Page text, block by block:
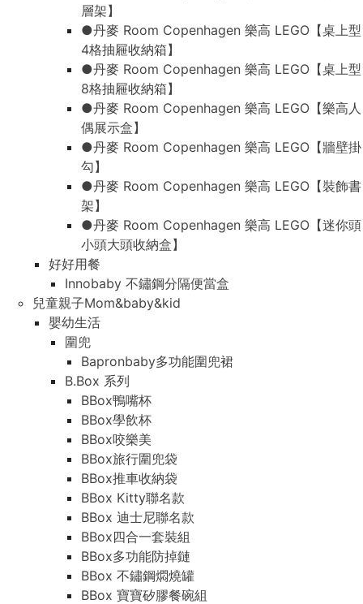
層架】
●丹麥 Room Copenhagen 樂高 LEGO【桌上型
4格抽屜收納箱】
●丹麥 Room Copenhagen 樂高 LEGO【桌上型
8格抽屜收納箱】
●丹麥 Room Copenhagen 樂高 LEGO【樂高人
偶展示盒】
●丹麥 Room Copenhagen 樂高 LEGO【牆壁掛
勾】
●丹麥 Room Copenhagen 樂高 LEGO【裝飾書
架】
●丹麥 Room Copenhagen 樂高 LEGO【迷你頭
小頭大頭收納盒】
好好用餐
Innobaby 不鏽鋼分隔便當盒
兒童親子Mom&baby&kid
嬰幼生活
圍兜
Bapronbaby多功能圍兜裙
B.Box 系列
BBox鴨嘴杯
BBox學飲杯
BBox咬樂美
BBox旅行圍兜袋
BBox推車收納袋
BBox Kitty聯名款
BBox 迪士尼聯名款
BBox四合一套裝組
BBox多功能防掉鏈
BBox 不鏽鋼燜燒罐
BBox 寶寶矽膠餐碗組